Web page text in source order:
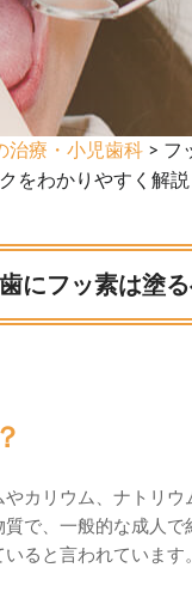
治療・小児歯科> フ
クをわかりやすく解説
にフッ素は塗る
やカリウム、ナトリウ
で、一般的な成人で
ると言われています